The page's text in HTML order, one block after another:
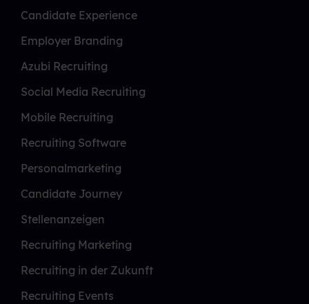
Candidate Experience
Employer Branding
Azubi Recruiting
Social Media Recruiting
Mobile Recruiting
Recruiting Software
Personalmarketing
Candidate Journey
Stellenanzeigen
Recruiting Marketing
Recruiting in der Zukunft
Recruiting Events